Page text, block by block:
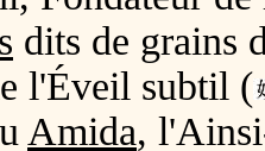
dits de grains
l'Éveil subtil (
Amida,